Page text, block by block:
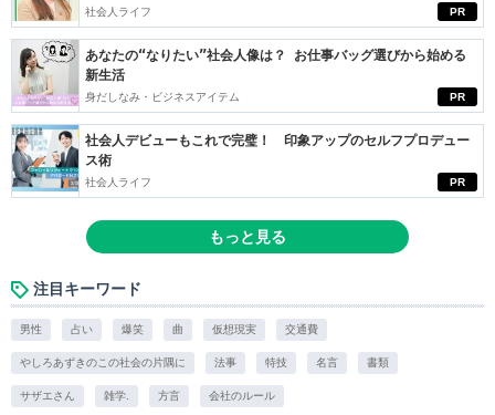
PR
社会人ライフ
PR
あなたの“なりたい”社会人像は？ お仕事バッグ選びから始める
新生活
身だしなみ・ビジネスアイテム
PR
社会人デビューもこれで完璧！ 印象アップのセルフプロデュー
ス術
社会人ライフ
もっと見る
注目キーワード
男性 占い 爆笑 曲 仮想現実 交通費
やしろあずきのこの社会の片隅に 法事 特技 名言 書類
サザエさん 雑学. 方言 会社のルール